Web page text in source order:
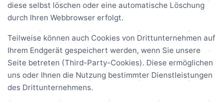
diese selbst löschen oder eine automatische Löschung
durch Ihren Webbrowser erfolgt.
Teilweise können auch Cookies von Drittunternehmen auf
Ihrem Endgerät gespeichert werden, wenn Sie unsere
Seite betreten (Third-Party-Cookies). Diese ermöglichen
uns oder Ihnen die Nutzung bestimmter Dienstleistungen
des Drittunternehmens.